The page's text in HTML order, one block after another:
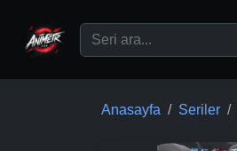
Anasayfa Seriler